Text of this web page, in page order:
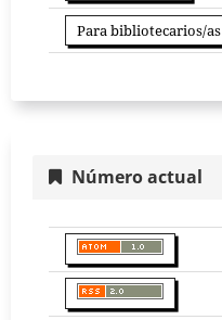
Para bibliotecarios/as
Número actual